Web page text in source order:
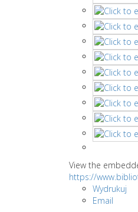
View the
https://
Wydrukuj
Email